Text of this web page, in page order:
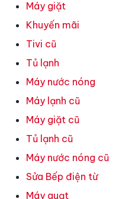
Máy giặt
Khuyến mãi
Tivi cũ
Tủ lạnh
Máy nước nóng
Máy lạnh cũ
Máy giặt cũ
Tủ lạnh cũ
Máy nước nóng cũ
Sửa Bếp điện từ
Máy quạt